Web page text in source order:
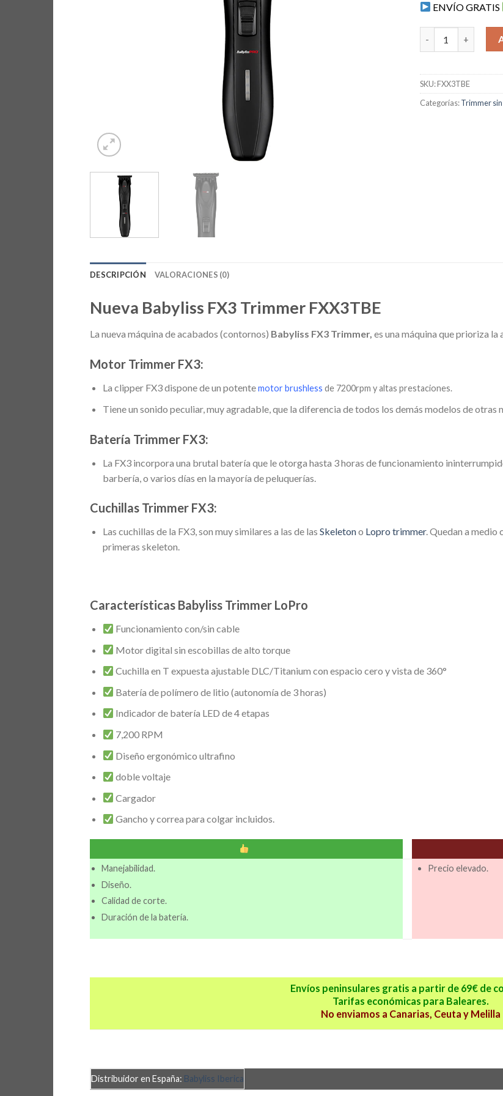
ENVÍO GRATIS
Babyliss FX3
SKU:FXX3TBE
Categorías:Trimmer
DESCRIPCIÓN VALORACIONES (0)
Nueva Babyliss FX3 Trimmer FXX3TBE
La nueva máquina de acabados (contornos) Babyliss FX3 Trimmer, es una máquina que prioriza
Motor Trimmer FX3:
La clipper FX3 dispone de un potentemotor brushless de 7200rpm y altas prestaciones.
Tiene un sonido peculiar, muy agradable, que la diferencia de todos los demás modelos de otras
Batería Trimmer FX3:
La FX3 incorpora una brutal batería que le otorga hasta 3 horas de funcionamiento
barbería, o varios días en la mayoría de peluquerías.
Cuchillas Trimmer FX3:
Las cuchillas de la FX3, son muy similares a las de las Skeletono Lopro trimmer. Quedan a medio
primeras skeleton.
Características Babyliss Trimmer LoPro
Funcionamiento con/sin cable
Motor digital sin escobillas de alto torque
Cuchilla en T expuesta ajustable DLC/Titanium con espacio cero y vista de 360°
Batería de polímero de litio (autonomía de 3 horas)
Indicador de batería LED de 4 etapas
7,200 RPM
Diseño ergonómico ultrafino
doble voltaje
Cargador
Gancho y correa para colgar incluidos.
Manejabilidad.
Diseño.
Calidad de corte.
Duración de la batería.
Precio elevado.
Envíos peninsulares gratis a partir de 69€ de
Tarifas económicas para Baleares.
No enviamos a Canarias, Ceuta y Melilla
Distribuidor en España: Babyliss Iberica